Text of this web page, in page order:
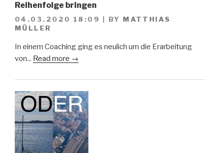
Reihenfolge bringen
04.03.2020 18:09 BY MATTHIAS
MÜLLER
In einem Coaching ging es neulich um die Erarbeitung
von... Read more →